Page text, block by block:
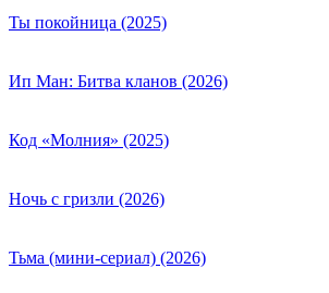
Ты покойница (2025)
Ип Ман: Битва кланов (2026)
Код «Молния» (2025)
Ночь с гризли (2026)
Тьма (мини-сериал) (2026)